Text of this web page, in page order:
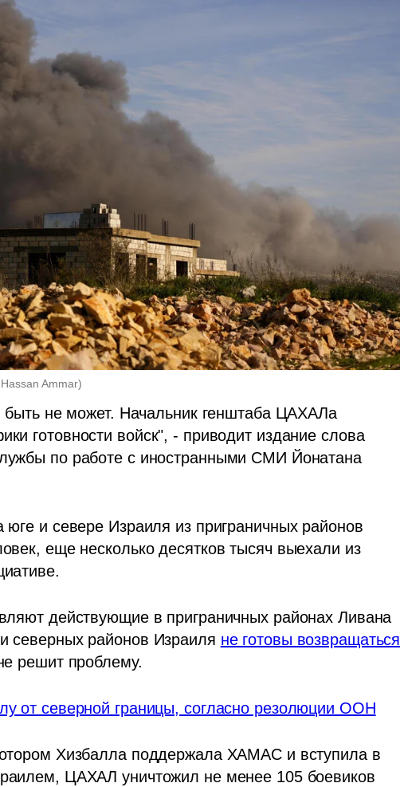
Ammar)
быть не может. Начальник генштаба ЦАХАЛа
готовности войск", - приводит издание слова
по работе с иностранными СМИ Йонатана
и севере Израиля из приграничных районов
еще несколько десятков тысяч выехали из
действующие в приграничных районах Ливана
северных районов Израиля не готовы возвращаться
решит проблему.
от северной границы, согласно резолюции ООН
Хизбалла поддержала ХАМАС и вступила в
ЦАХАЛ уничтожил не менее 105 боевиков